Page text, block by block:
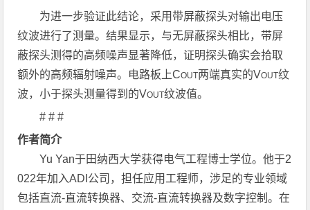
为进一步验证此结论，采用带屏蔽探头对输出电压
纹波进行了测量。结果显示，与无屏蔽探头相比，带屏
蔽探头测得的高频噪声显著降低，证明探头确实会拾取
额外的高频辐射噪声。电路板上COUT两端真实的VOUT纹
波，小于探头测量得到的VOUT纹波值。
# # #
作者简介
Yu Yan于田纳西大学获得电气工程博士学位。他于2
022年加入ADI公司，担任应用工程师，涉足的专业领域
包括直流-直流转换器、交流-直流转换器及数字控制。在